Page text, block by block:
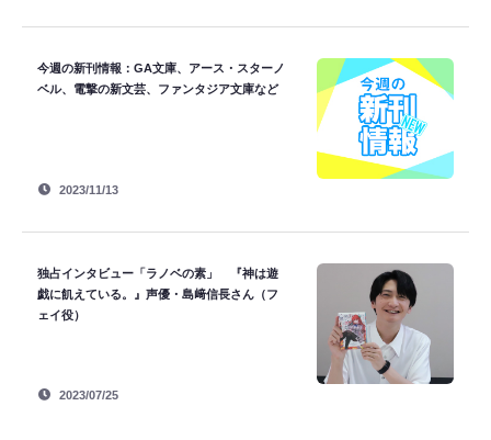
今週の新刊情報：GA文庫、アース・スターノ
ベル、電撃の新文芸、ファンタジア文庫など
2023/11/13
独占インタビュー「ラノベの素」 『神は遊
戯に飢えている。』声優・島﨑信長さん（フ
ェイ役）
2023/07/25